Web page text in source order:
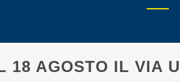
18 AGOSTO IL VIA